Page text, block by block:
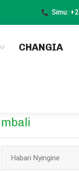
Simu:
CHANGIA
Habari Nyingine